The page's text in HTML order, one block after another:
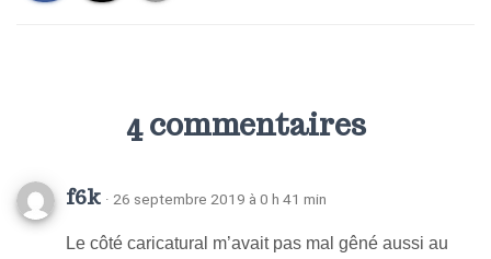
4 commentaires
f6k · 26 septembre 2019 à 0 h 41 min
Le côté caricatural m’avait pas mal gêné aussi au